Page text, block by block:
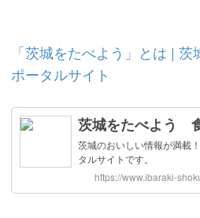
「茨城をたべよう」とは |
ポータルサイト